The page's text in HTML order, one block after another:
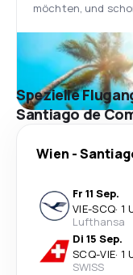
möchten, und
Spezielle
Santiago de
Wien -
Fr 11 Sep.
VIE-SCQ· 1
Lufthansa
Di 15 Sep.
SCQ-VIE· 1
SWISS